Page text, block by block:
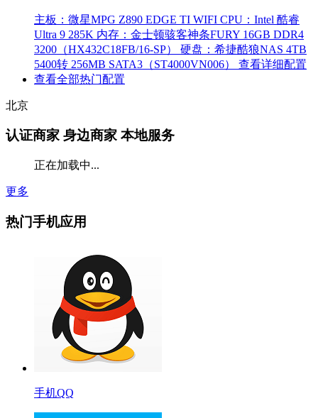
主板：微星MPG Z890 EDGE TI WIFI CPU：Intel 酷睿
Ultra 9 285K 内存：金士顿骇客神条FURY 16GB DDR4
3200（HX432C18FB/16-SP）
硬盘：希捷酷狼NAS 4TB
5400转 256MB SATA3（ST4000VN006）
查看详细配置
查看全部热门配置
北京
认证商家 身边商家 本地服务
正在加载中...
更多
热门手机应用
手机QQ